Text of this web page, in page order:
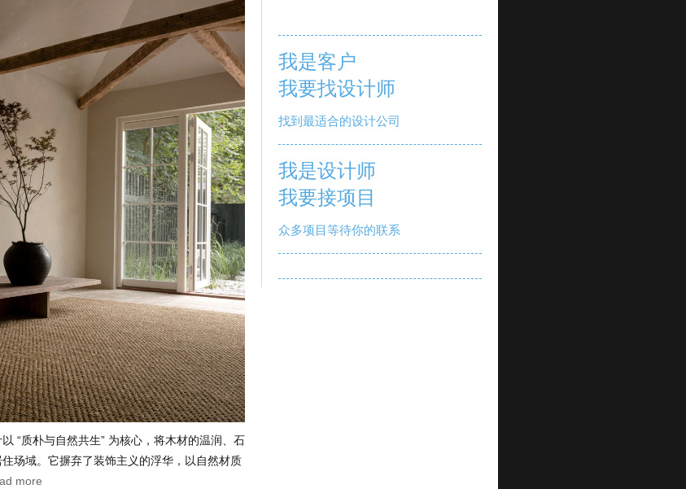
“质朴与自然共生” 为核心，将木材的温润、石
场域。它摒弃了装饰主义的浮华，以自然材质
more
我是客户
我要找设计师
找到最适合的设计公司
我是设计师
我要接项目
众多项目等待你的联系